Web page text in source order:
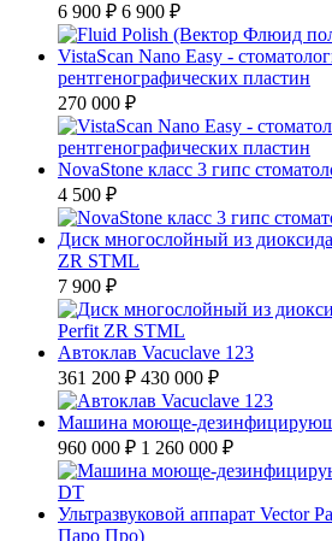
6 900 ₽ 6 900 ₽
VistaScan Nano Easy -
рентгенографических пластин
270 000 ₽
NovaStone класс 3 гипс
4 500 ₽
Диск многослойный из
ZR STML
7 900 ₽
Автоклав Vacuclave 123
361 200 ₽ 430 000 ₽
Машина моюще-
960 000 ₽ 1 260 000 ₽
Ультразвуковой аппарат Vector
Паро Про)